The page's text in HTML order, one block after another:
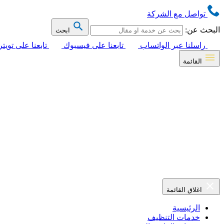
تواصل مع الشركة
البحث عن:
ابحث
راسلنا عبر الواتساب تابعنا على فيسبوك تابعنا على تويتر
القائمة
اغلاق القائمة
الرئيسية
خدمات التنظيف